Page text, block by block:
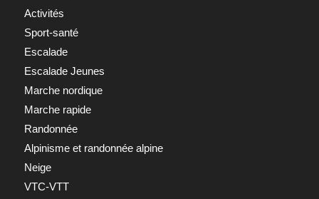
Activités
Sport-santé
Escalade
Escalade Jeunes
Marche nordique
Marche rapide
Randonnée
Alpinisme et randonnée alpine
Neige
VTC-VTT